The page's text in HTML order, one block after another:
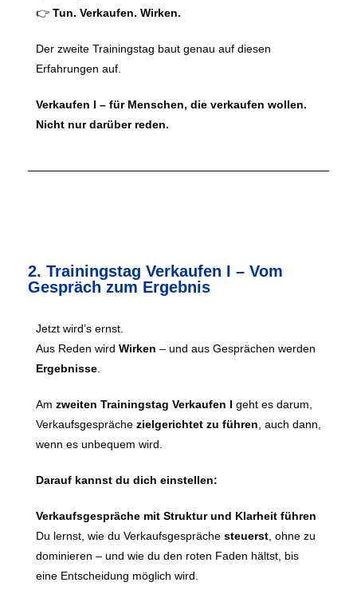
👉 Tun. Verkaufen. Wirken.
Der zweite Trainingstag baut genau auf diesen
Erfahrungen auf.
Verkaufen I – für Menschen, die verkaufen wollen.
Nicht nur darüber reden.
2. Trainingstag Verkaufen I – Vom
Gespräch zum Ergebnis
Jetzt wird’s ernst.
Aus Reden wird Wirken – und aus Gesprächen werden
Ergebnisse
Am zweiten Trainingstag Verkaufen I geht es darum,
Verkaufsgespräche zielgerichtet zu führen , auch dann,
wenn es unbequem wird.
Darauf kannst du dich einstellen:
Verkaufsgespräche mit Struktur und Klarheit führen
Du lernst, wie du Verkaufsgespräche steuerst , ohne zu
dominieren – und wie du den roten Faden hältst, bis
eine Entscheidung möglich wird.